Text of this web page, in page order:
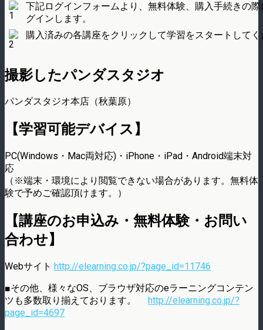
下記ログインフォームより、無料体験、購入手続きの
グインします。
購入済みの各講座をクリックして学習をスタートして
撮影したパンダスタジオ
パンダスタジオ本店（秋葉原）
【学習可能デバイス】
PC(Windows・Mac両対応)・iPhone・iPad・Android端末対
応
（※端末・環境により閲覧できない場合があります。無料体
験で予めご確認頂けます。）
【講座のお申込み・無料体験・お問い
合わせ】
Webサイト http://elearning.co.jp/?page_id=11746
■その他、様々なOS、ブラウザ対応のeラーニングコンテン
ツも多数取り揃えております。 http://elearning.co.jp/?
page_id=4697